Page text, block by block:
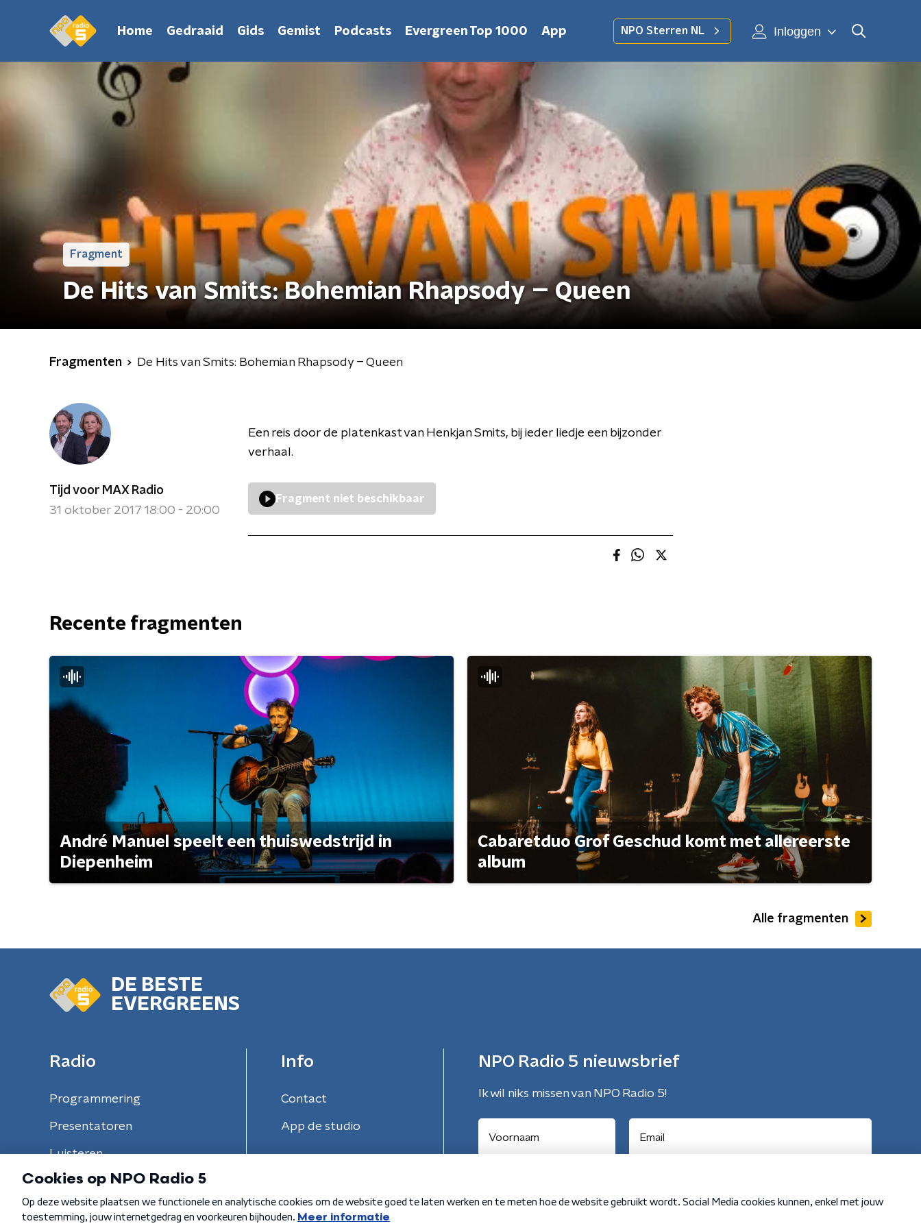
Home Gedraaid Gids Gemist Podcasts Evergreen Top 1000 App NPO Sterren NL Inloggen
Fragment
De Hits van Smits: Bohemian Rhapsody – Queen
Fragmenten De Hits van Smits: Bohemian Rhapsody – Queen
Tijd voor MAX Radio
31 oktober 2017 18:00 - 20:00
Een reis door de platenkast van Henkjan Smits, bij ieder liedje een bijzonder
verhaal.
Fragment niet beschikbaar
Recente fragmenten
André Manuel speelt een thuiswedstrijd in
Diepenheim
Cabaretduo Grof Geschud komt met allereerste
album
Alle fragmenten
DE BESTE
EVERGREENS
Radio
Programmering
Presentatoren
Luisteren
Info
Contact
App de studio
NPO Radio 5 nieuwsbrief
Ik wil niks missen van NPO Radio 5!
Algemene voorwaarden Privacybeleid